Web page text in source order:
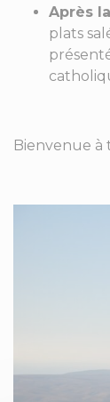
Après
plats
Bienvenue à